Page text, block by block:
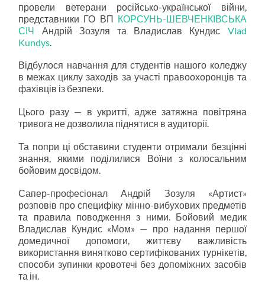
провели ветерани російсько-української війни,
представники ГО ВП КОРСУНЬ-ШЕВЧЕНКІВСЬКА
СІЧ Андрій Зозуля та Владислав Кундис Vlad
Kundys
Відбулося навчання для студентів нашого коледжу
в межах циклу заходів за участі правоохоронців та
фахівців із безпеки.
Цього разу — в укритті, адже затяжна повітряна
тривога не дозволила піднятися в аудиторії.
Та попри ці обставини студенти отримали безцінні
знання, якими поділилися Воїни з колосальним
бойовим досвідом.
Сапер-професіонал Андрій Зозуля «Артист»
розповів про специфіку мінно-вибухових предметів
та правила поводження з ними. Бойовий медик
Владислав Кундис «Мом» — про надання першої
домедичної допомоги, життєву важливість
використання винятково сертифікованих турнікетів,
способи зупинки кровотечі без допоміжних засобів
та ін.